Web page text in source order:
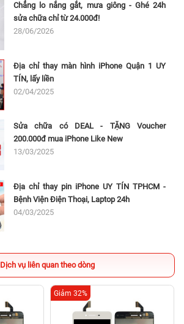
Chẳng lo nắng gắt, mưa giông - Ghé 24h
sửa chữa chỉ từ 24.000đ!
28/06/2026
Địa chỉ thay màn hình iPhone Quận 1 UY
TÍN, lấy liền
02/04/2025
Sửa chữa có DEAL - TẶNG Voucher
200.000đ mua iPhone Like New
13/03/2025
Địa chỉ thay pin iPhone UY TÍN TPHCM -
Bệnh Viện Điện Thoại, Laptop 24h
04/03/2025
Dịch vụ liên quan theo dòng
Giảm 32%